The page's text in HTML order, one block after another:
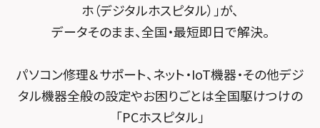
スマホスピタル千葉
スマホスピタル 大森
スマホスピタル練馬
スマホスピタル京都河原町
スマホスピタル宇治槙島
スマホスピタル烏丸
ホ（デジタルホスピタル）」が、
データそのまま、全国・最短即日で解決。
パソコン修理＆サポート、ネット・IoT機器・その他デジ
タル機器全般の設定やお困りごとは全国駆けつけの
「PCホスピタル」